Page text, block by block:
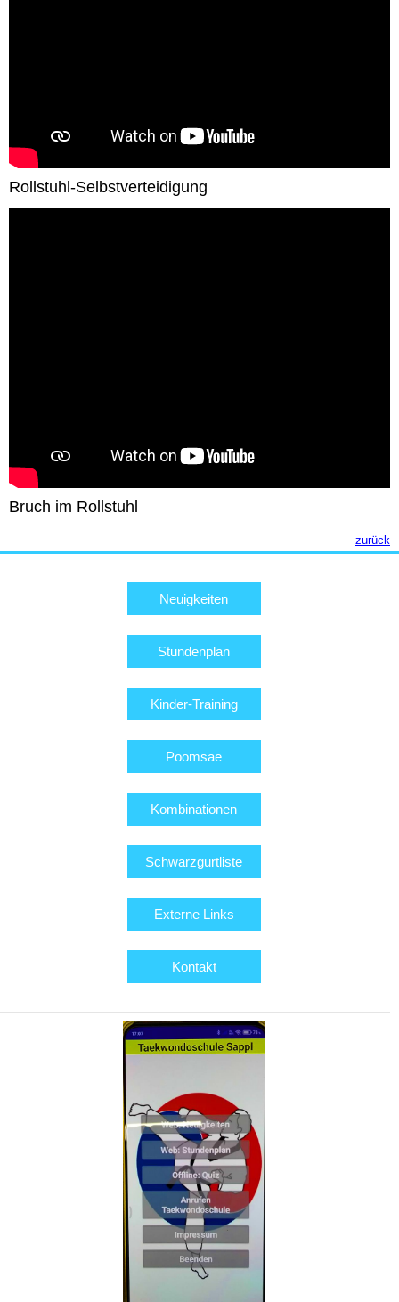
Rollstuhl-Selbstverteidigung
Bruch im Rollstuhl
zurück
Neuigkeiten
Stundenplan
Kinder-Training
Poomsae
Kombinationen
Schwarzgurtliste
Externe Links
Kontakt